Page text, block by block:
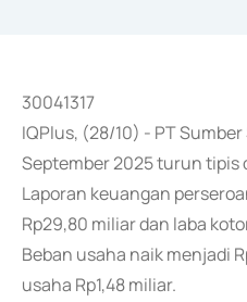
30041317
IQPlus, (28/10) - PT
September 2025 turun tipis
Laporan keuangan
Rp29,80 miliar dan laba
Beban usaha naik menjadi
usaha Rp1,48 miliar.